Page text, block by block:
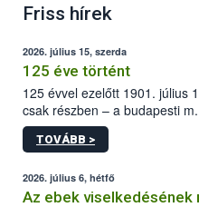
Friss hírek
2026. július 15, szerda
125 éve történt
125 évvel ezelőtt 1901. július
csak részben – a budapesti
állomás a Kis Rókus utca 15.
tervezett új épületébe.
TOVÁBB >
2026. július 6, hétfő
Az ebek